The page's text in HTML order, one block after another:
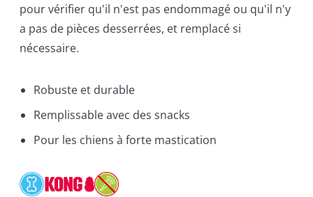
pour vérifier qu'il n'est pas endommagé ou qu'il n'y
a pas de pièces desserrées, et remplacé si
nécessaire.
Robuste et durable
Remplissable avec des snacks
Pour les chiens à forte mastication